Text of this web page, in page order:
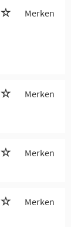
Merken
Merken
Merken
Merken